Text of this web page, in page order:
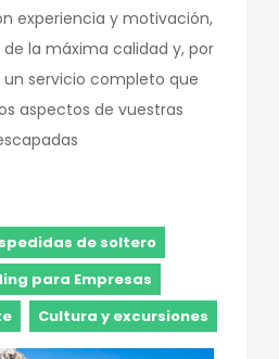
experiencia y motivación,
la máxima calidad y, por
servicio completo que
aspectos de vuestras
de soltero
para Empresas
Cultura y excursiones